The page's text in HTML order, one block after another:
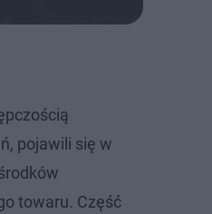
pojawili się w
towaru. Część